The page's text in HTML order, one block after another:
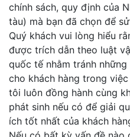
chính sách, quy định của
tàu) mà bạn đã chọn để
Quý khách vui lòng hiểu
được trích dẫn theo luật
quốc tế nhằm tránh
cho khách hàng trong
tôi luôn đồng hành cùng
phát sinh nếu có để giải
ích tốt nhất của khách